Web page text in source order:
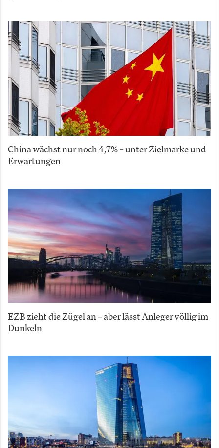
China wächst nur noch 4,7% – unter Zielmarke und
Erwartungen
EZB zieht die Zügel an – aber lässt Anleger völlig im
Dunkeln